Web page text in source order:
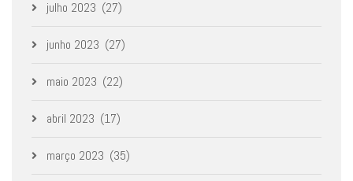
julho 2023 (27)
junho 2023 (27)
maio 2023 (22)
abril 2023 (17)
março 2023 (35)